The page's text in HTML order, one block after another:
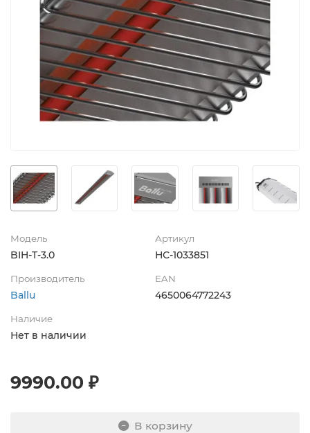
Модель
BIH-T-3.0
Артикул
НС-1033851
Производитель
Ballu
EAN
4650064772243
Наличие
Нет в наличии
9990.00 ₽
В корзину